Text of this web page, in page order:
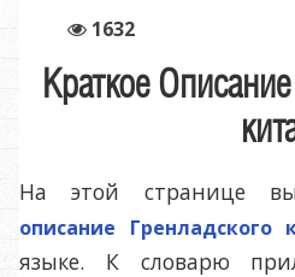
1632
Краткое
На этой странице
описание Гренладского
языке. К словарю